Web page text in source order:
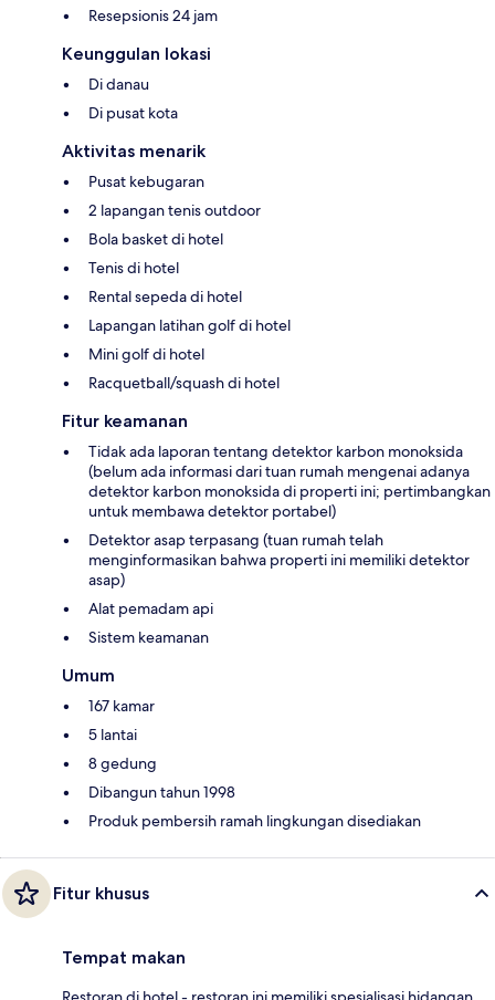
Resepsionis 24 jam
Keunggulan lokasi
Di danau
Di pusat kota
Aktivitas menarik
Pusat kebugaran
2 lapangan tenis outdoor
Bola basket di hotel
Tenis di hotel
Rental sepeda di hotel
Lapangan latihan golf di hotel
Mini golf di hotel
Racquetball/squash di hotel
Fitur keamanan
Tidak ada laporan tentang detektor karbon monoksida
(belum ada informasi dari tuan rumah mengenai adanya
detektor karbon monoksida di properti ini; pertimbangkan
untuk membawa detektor portabel)
Detektor asap terpasang (tuan rumah telah
menginformasikan bahwa properti ini memiliki detektor
asap)
Alat pemadam api
Sistem keamanan
Umum
167 kamar
5 lantai
8 gedung
Dibangun tahun 1998
Produk pembersih ramah lingkungan disediakan
Fitur khusus
Tempat makan